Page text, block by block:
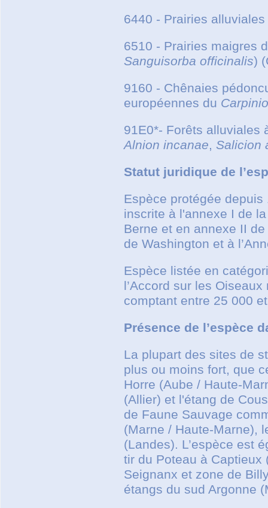
6440 - Prairies
6510 - Prairies maigres
Sanguisorba officinalis)
9160 - Chênaies
européennes du
91E0*- Forêts alluviales
Alnion incanae, Salicion
Statut juridique de
Espèce protégée
inscrite à l'annexe I de
Berne et en annexe II
de Washington et à
Espèce listée en
l’Accord sur les
comptant entre 25 000
Présence de l’espèce
La plupart des sites de
plus ou moins fort, que
Horre (Aube / Haute-
(Allier) et l'étang de
de Faune Sauvage
(Marne / Haute-Marne),
(Landes). L’espèce est
tir du Poteau à Captieux
Seignanx et zone de
étangs du sud Argonne